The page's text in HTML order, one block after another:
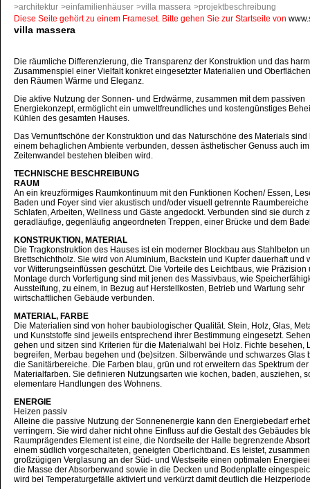
>architektur >einfamilienhäuser >villa massera >projektbeschreibung
villa massera
Die räumliche Differenzierung, die Transparenz der Konstruktion und das
Zusammenspiel einer Vielfalt konkret eingesetzter Materialien und
den Räumen Wärme und Eleganz.
Die aktive Nutzung der Sonnen- und Erdwärme, zusammen mit dem passiven
Energiekonzept, ermöglicht ein umweltfreundliches und kostengünstiges
Kühlen des gesamten Hauses.
Das Vernunftschöne der Konstruktion und das Naturschöne des Materials sind
einem behaglichen Ambiente verbunden, dessen ästhetischer Genuss auch im
Zeitenwandel bestehen bleiben wird.
TECHNISCHE BESCHREIBUNG
RAUM
An ein kreuzförmiges Raumkontinuum mit den Funktionen Kochen/ Essen,
Baden und Foyer sind vier akustisch und/oder visuell getrennte
Schlafen, Arbeiten, Wellness und Gäste angedockt. Verbunden sind sie durch
geradläufige, gegenläufig angeordneten Treppen, einer Brücke und dem
KONSTRUKTION, MATERIAL
Die Tragkonstruktion des Hauses ist ein moderner Blockbau aus Stahlbeton
Brettschichtholz. Sie wird von Aluminium, Backstein und Kupfer dauerhaft und
vor Witterungseinflüssen geschützt. Die Vorteile des Leichtbaus, wie Präzision
Montage durch Vorfertigung sind mit jenen des Massivbaus, wie
Aussteifung, zu einem, in Bezug auf Herstellkosten, Betrieb und Wartung sehr
wirtschaftlichen Gebäude verbunden.
MATERIAL, FARBE
Die Materialien sind von hoher baubiologischer Qualität. Stein, Holz, Glas,
und Kunststoffe sind jeweils entsprechend ihrer Bestimmung eingesetzt.
gehen und sitzen sind Kriterien für die Materialwahl bei Holz. Fichte besehen,
begreifen, Merbau begehen und (be)sitzen. Silberwände und schwarzes Glas
die Sanitärbereiche. Die Farben blau, grün und rot erweitern das Spektrum der
Materialfarben. Sie definieren Nutzungsarten wie kochen, baden, ausziehen,
elementare Handlungen des Wohnens.
ENERGIE
Heizen passiv
Alleine die passive Nutzung der Sonnenenergie kann den Energiebedarf
verringern. Sie wird daher nicht ohne Einfluss auf die Gestalt des Gebäudes
Raumprägendes Element ist eine, die Nordseite der Halle begrenzende
einem südlich vorgeschalteten, geneigten Oberlichtband. Es leistet,
großzügigen Verglasung an der Süd- und Westseite einen optimalen
die Masse der Absorberwand sowie in die Decken und Bodenplatte
wird bei Temperaturgefälle aktiviert und verkürzt damit deutlich die
Diese Seite gehört zu einem Frameset. Bitte gehen Sie zur Startseite von